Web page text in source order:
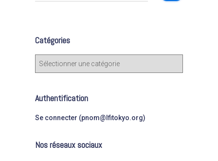
r
c
e
Catégories
C
g
o
e
Authentification
Se connecter (pnom@lfitokyo.org)
Nos réseaux sociaux